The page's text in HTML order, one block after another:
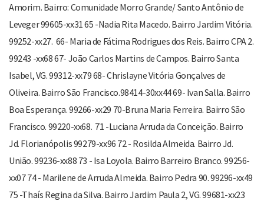
Amorim. Bairro: Comunidade Morro Grande/ Santo Antônio de
Leveger 99605-xx31 65 -Nadia Rita Macedo. Bairro Jardim Vitória.
99252-xx27. 66- Maria de Fátima Rodrigues dos Reis. Bairro CPA 2.
99243 -xx68 67- João Carlos Martins de Campos. Bairro Santa
Isabel, VG. 99312-xx79 68- Chrislayne Vitória Gonçalves de
Oliveira. Bairro São Francisco.98414-30xx44 69- Ivan Salla. Bairro
Boa Esperança. 99266-xx29 70-Bruna Maria Ferreira. Bairro São
Francisco. 99220-xx68. 71 -Luciana Arruda da Conceição. Bairro
Jd. Florianópolis 99279-xx96 72 - Rosilda Almeida. Bairro Jd.
União. 99236-xx88 73 - Isa Loyola. Bairro Barreiro Branco. 99256-
xx07 74 - Marilene de Arruda Almeida. Bairro Pedra 90. 99296-xx49
75 -Thaís Regina da Silva. Bairro Jardim Paula 2, VG. 99681-xx23